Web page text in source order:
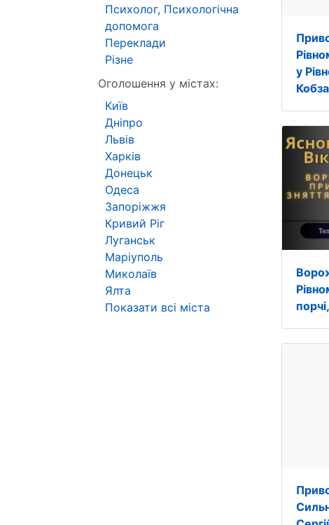
у
Психолог, Психологічна
допомога
Переклади
Різне
Оголошення у містах:
Київ
Дніпро
Львів
Харків
Донецьк
Одеса
Запоріжжя
Кривий Ріг
Луганськ
Маріуполь
Миколаїв
Ялта
Показати всі міста